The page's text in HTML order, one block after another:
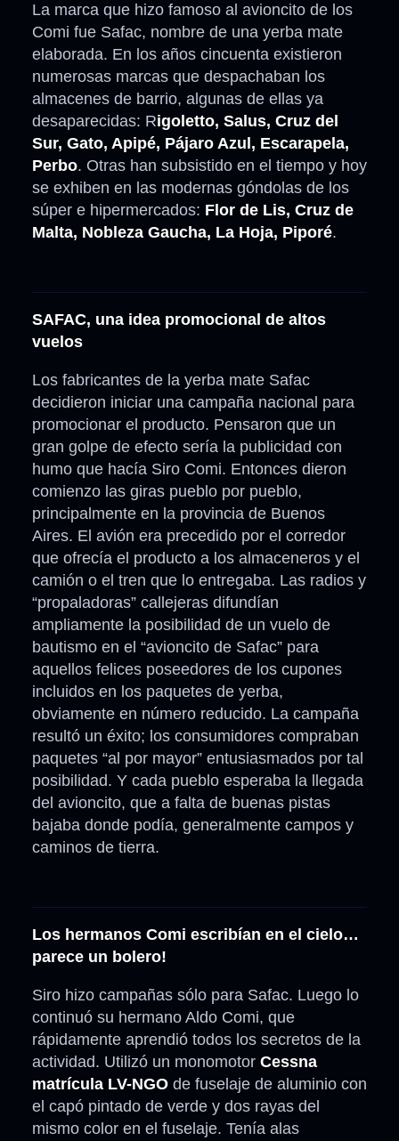
La marca que hizo famoso al avioncito de los
Comi fue Safac, nombre de una yerba mate
elaborada. En los años cincuenta existieron
numerosas marcas que despachaban los
almacenes de barrio, algunas de ellas ya
desaparecidas: Rigoletto, Salus, Cruz del
Sur, Gato, Apipé, Pájaro Azul, Escarapela,
Perbo. Otras han subsistido en el tiempo y hoy
se exhiben en las modernas góndolas de los
súper e hipermercados: Flor de Lis, Cruz de
Malta, Nobleza Gaucha, La Hoja, Piporé.
SAFAC, una idea promocional de altos
vuelos
Los fabricantes de la yerba mate Safac
decidieron iniciar una campaña nacional para
promocionar el producto. Pensaron que un
gran golpe de efecto sería la publicidad con
humo que hacía Siro Comi. Entonces dieron
comienzo las giras pueblo por pueblo,
principalmente en la provincia de Buenos
Aires. El avión era precedido por el corredor
que ofrecía el producto a los almaceneros y el
camión o el tren que lo entregaba. Las radios y
“propaladoras” callejeras difundían
ampliamente la posibilidad de un vuelo de
bautismo en el “avioncito de Safac” para
aquellos felices poseedores de los cupones
incluidos en los paquetes de yerba,
obviamente en número reducido. La campaña
resultó un éxito; los consumidores compraban
paquetes “al por mayor” entusiasmados por tal
posibilidad. Y cada pueblo esperaba la llegada
del avioncito, que a falta de buenas pistas
bajaba donde podía, generalmente campos y
caminos de tierra.
Los hermanos Comi escribían en el cielo…
parece un bolero!
Siro hizo campañas sólo para Safac. Luego lo
continuó su hermano Aldo Comi, que
rápidamente aprendió todos los secretos de la
actividad. Utilizó un monomotor Cessna
matrícula LV-NGO de fuselaje de aluminio con
el capó pintado de verde y dos rayas del
mismo color en el fuselaje. Tenía alas